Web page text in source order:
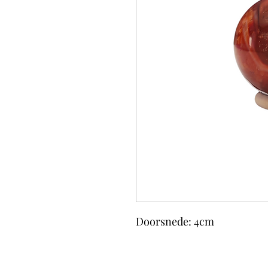
Doorsnede: 4cm